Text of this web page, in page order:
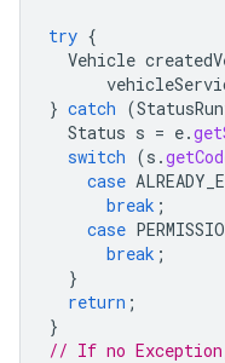
try {
Vehicle
} catch (
Status s = e.
switch (s .
case
break ;
case
break ;
}
return ;
}
// If no